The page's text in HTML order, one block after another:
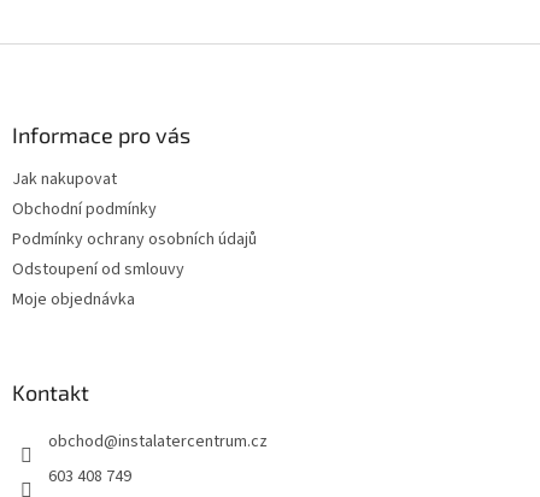
Informace pro vás
Jak nakupovat
Obchodní podmínky
Podmínky ochrany osobních údajů
Odstoupení od smlouvy
Moje objednávka
Kontakt
obchod@instalatercentrum.cz
603 408 749